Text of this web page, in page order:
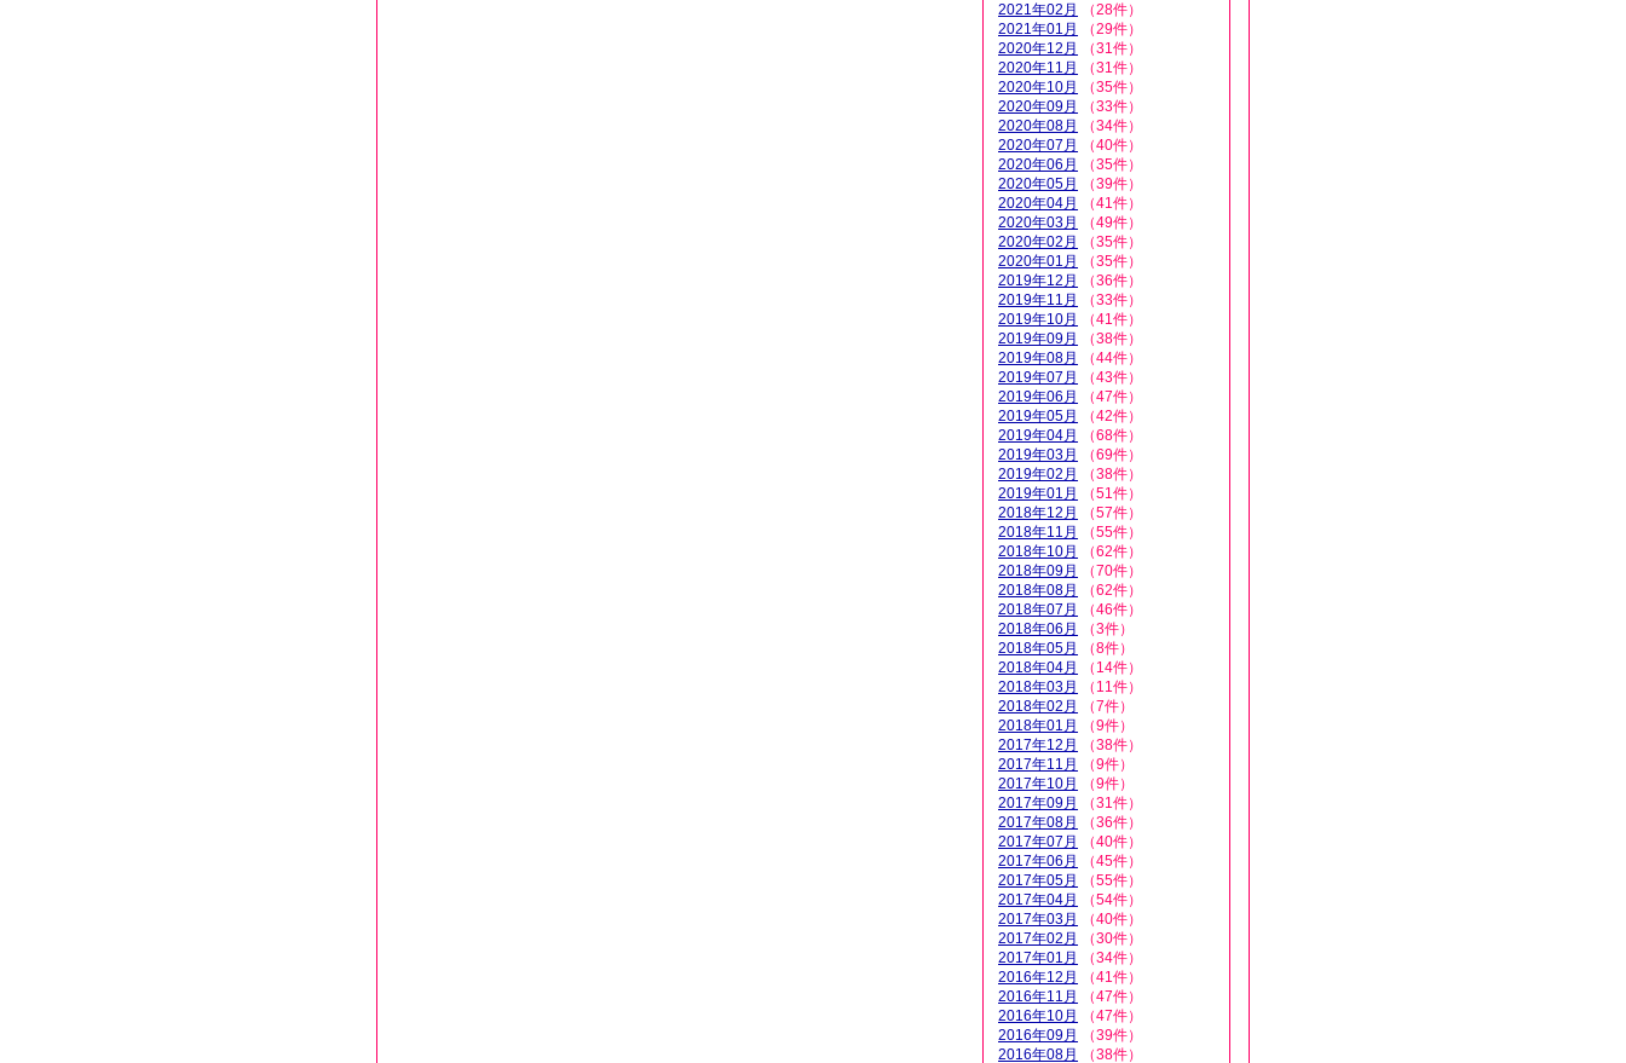
2021年02月
（28件）
2021年01月
（29件）
2020年12月
（31件）
2020年11月
（31件）
2020年10月
（35件）
2020年09月
（33件）
2020年08月
（34件）
2020年07月
（40件）
2020年06月
（35件）
2020年05月
（39件）
2020年04月
（41件）
2020年03月
（49件）
2020年02月
（35件）
2020年01月
（35件）
2019年12月
（36件）
2019年11月
（33件）
2019年10月
（41件）
2019年09月
（38件）
2019年08月
（44件）
2019年07月
（43件）
2019年06月
（47件）
2019年05月
（42件）
2019年04月
（68件）
2019年03月
（69件）
2019年02月
（38件）
2019年01月
（51件）
2018年12月
（57件）
2018年11月
（55件）
2018年10月
（62件）
2018年09月
（70件）
2018年08月
（62件）
2018年07月
（46件）
2018年06月
（3件）
2018年05月
（8件）
2018年04月
（14件）
2018年03月
（11件）
2018年02月
（7件）
2018年01月
（9件）
2017年12月
（38件）
2017年11月
（9件）
2017年10月
（9件）
2017年09月
（31件）
2017年08月
（36件）
2017年07月
（40件）
2017年06月
（45件）
2017年05月
（55件）
2017年04月
（54件）
2017年03月
（40件）
2017年02月
（30件）
2017年01月
（34件）
2016年12月
（41件）
2016年11月
（47件）
2016年10月
（47件）
2016年09月
（39件）
2016年08月
（38件）